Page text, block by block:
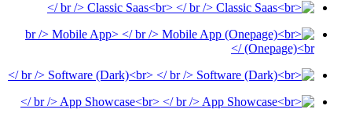
<br /> Classic Saas<br />
<br /> Mobile App
(Onepage)<br
<br /> Software (Dark)<br />
<br /> App Showcase<br />